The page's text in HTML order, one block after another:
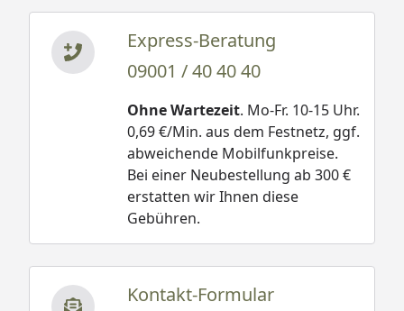
Express-Beratung
09001 / 40 40 40
Ohne Wartezeit. Mo-Fr. 10-15 Uhr.
0,69 €/Min. aus dem Festnetz, ggf.
abweichende Mobilfunkpreise.
Bei einer Neubestellung ab 300 €
erstatten wir Ihnen diese
Gebühren.
Kontakt-Formular